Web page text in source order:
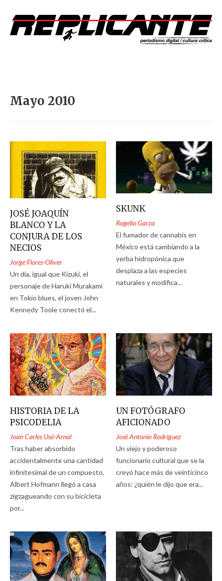
Mayo 2010
JOSÉ JOAQUÍN
BLANCO Y LA
CONJURA DE LOS
NECIOS
Jorge Flores-Oliver
Un día, igual que Kizuki, el
personaje de Haruki Murakami
en Tokio blues, el joven John
Kennedy Toole conectó el...
SKUNK
Rogelio Garza
El fumador de cannabis en
México está cambiando a la
yerba hidropónica que
desplaza a las especies
naturales y modifica...
HISTORIA DE LA
PSICODELIA
Joan Carles Usó-Arnal
Tras haber absorbido
accidentalmente una cantidad
infinitesimal de un compuesto,
Albert Hofmann llegó a casa
zigzagueando con su bicicleta
por...
UN FOTÓGRAFO
AFICIONADO
José Antonio Rodríguez
Un viejo y poderoso
funcionario cultural que se la
creyó hace más de veinticinco
años: ¿quién le dijo que era...